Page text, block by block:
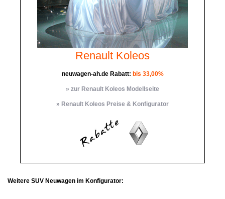
Renault Koleos
neuwagen-ah.de Rabatt: bis 33,00%
» zur Renault Koleos Modellseite
» Renault Koleos Preise & Konfigurator
Weitere SUV Neuwagen im Konfigurator: